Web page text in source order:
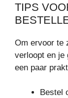
TIPS
Om ervoor te
verloopt en je
een paar
Bestel